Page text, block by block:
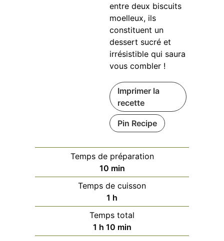
entre deux biscuits
moelleux, ils
constituent un
dessert sucré et
irrésistible qui saura
vous combler !
Imprimer la
recette
Pin Recipe
Temps de préparation
10minutes
min
Temps de cuisson
1 heure
h
Temps total
1 heure
h 10minutes
min